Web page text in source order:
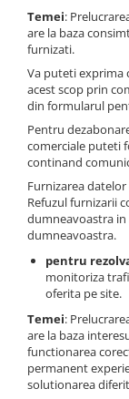
Temei:
are la baza
furnizati.
Va puteti exprima
acest scop prin
din formularul
Pentru
comerciale puteti
continand
Furnizarea
Refuzul furnizarii
dumneavoastra in
dumneavoastra.
pentru
monitoriza
oferita pe site.
Temei:
are la baza
functionarea
permanent
solutionarea